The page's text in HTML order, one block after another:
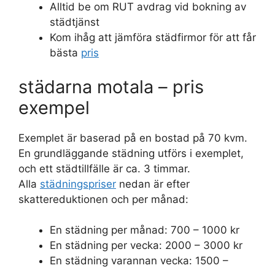
Alltid be om RUT avdrag vid bokning av
städtjänst
Kom ihåg att jämföra städfirmor för att får
bästa pris
städarna motala – pris
exempel
Exemplet är baserad på en bostad på 70 kvm.
En grundläggande städning utförs i exemplet,
och ett städtillfälle är ca. 3 timmar.
Alla städningspriser nedan är efter
skattereduktionen och per månad:
En städning per månad: 700 – 1000 kr
En städning per vecka: 2000 – 3000 kr
En städning varannan vecka: 1500 –